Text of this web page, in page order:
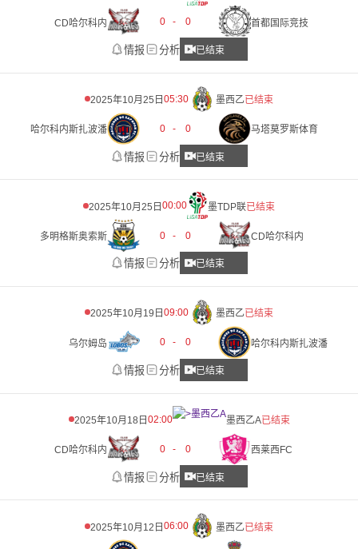
CD哈尔科内 0 - 0 首都国际竞技
情报 分析 已结束
2025年10月25日 05:30 墨西乙已结束
哈尔科内斯扎波潘 0 - 0 马塔莫罗斯体育
情报 分析 已结束
2025年10月25日00:00 墨TDP联已结束
多明格斯奥索斯 0 - 0 CD哈尔科内
情报 分析 已结束
2025年10月19日 09:00 墨西乙已结束
乌尔姆岛 0 - 0 哈尔科内斯扎波潘
情报 分析 已结束
2025年10月18日 02:00 墨西乙A已结束
CD哈尔科内 0 - 0 西莱西FC
情报 分析 已结束
2025年10月12日 06:00 墨西乙已结束